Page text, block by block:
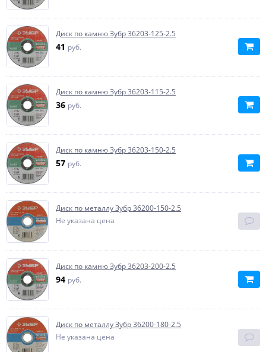
Диск по камню Зубр 36203-125-2.5
41 руб.
Диск по камню Зубр 36203-115-2.5
36 руб.
Диск по камню Зубр 36203-150-2.5
57 руб.
Диск по металлу Зубр 36200-150-2.5
Не указана цена
Диск по камню Зубр 36203-200-2.5
94 руб.
Диск по металлу Зубр 36200-180-2.5
Не указана цена